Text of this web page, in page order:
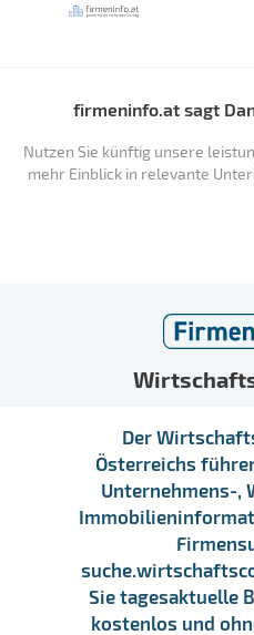
firmeninfo.at sagt
Nutzen Sie künftig unsere
mehr Einblick in relevante
Der
Österreichs
Unternehmens-,
Sie tagesaktuelle
kostenlos und